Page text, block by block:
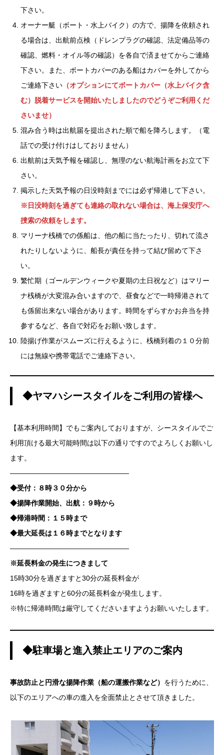
下さい。
オーナー艇（ボート・水上バイク）の方で、揚降を依頼され
る場合は、出航前点検（ドレンプラグの確認、法定備品等の
確認、燃料・オイル等の確認）を各自で済ませてからご連絡
下さい。また、ボートカバーのある船はカバーを外してから
ご連絡下さい （オプションにてボートカバー（水上バイク含
む）脱着サービスを開始いたしましたのでどうぞご利用くだ
さいませ）
混み合う時は出航届を提出された順で船を降ろします。（電
話での受け付けはしておりません）
出航前は天気予報を確認し、無理のない航海計画をお立て下
さい。
掲示した天気予報の日没時刻までには必ず帰港して下さい。
※日没時刻を過ぎても連絡の取れない場合は、海上保安庁へ
捜索の依頼をします。
マリーナ桟橋での係船は、他の船に当たったり、切れて流さ
れたりしないように、船長が責任を持って結び留めて下さ
い。
繁忙期（ゴールデンウィークや夏期の土日祝など）はマリー
ナ桟橋が大変混み合いますので、昼食などで一時帰港されて
も係留出来ない場合があります。時間をずらすかお弁当を持
参するなど、各自で対応をお願い致します。
陸揚げ作業がスムーズに行えるように、桟橋到着の１０分前
には無線や携帯電話でご連絡下さい。
◆ヤマハシースタイルをご利用の皆様へ
【基本利用時間】でもご案内しておりますが、シースタイルでご
利用頂ける最大可能時間は以下の通りですのでよろしくお願いし
ます。
—————————————————
◆受付：８時３０分から
◆揚降作業開始、出航：９時から
◆帰港時間：１５時まで
◆最大延長は１６時までとなります
—————————————————
※延長料金の発生につきまして
15時30分を過ぎますと30分の延長料金が
16時を過ぎますと60分の延長料金が発生します。
※特に帰港時間は厳守してくださいますようお願いいたします。
◆駐車場と進入禁止エリアのご案内
事故防止と円滑な揚降作業（船の運搬作業など） を行うために、
以下のエリアへの車の進入を全面禁止とさせて頂きました。